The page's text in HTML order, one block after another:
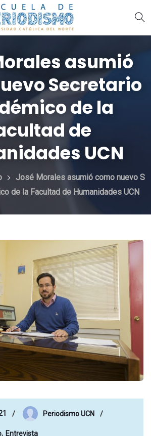
asumió
Secretario
de la
de
UCN
José Morales asumió como nuevo S
de la Facultad de Humanidades UCN
Periodismo UCN
, Entrevista